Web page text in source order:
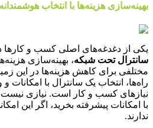
بهینه‌سازی هزینه‌ها با انتخاب
یکی از دغدغه‌های اصلی کسب و کارها
سانترال تحت شبکه، بهینه‌سازی
مختلفی برای کاهش هزینه‌ها در این
راه‌ها، انتخاب یک سانترال با امکانات
نیازهای کسب و کار است. نیازی
با امکانات پیشرفته بخرید، اگر این
ندارند.